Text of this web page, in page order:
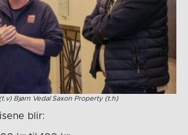
Bjørn Vedal Saxon Property (t.h)
blir: